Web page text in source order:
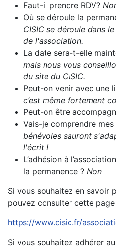
Faut-il prendre RDV?
Où se déroule la
CISIC se déroule dans
de l'association.
La date sera-t-elle
mais nous vous
du site du CISIC.
Peut-on venir avec une
c’est même fortement
Peut-on être
Vais-je comprendre
bénévoles sauront
l'écrit !
L’adhésion à
la permanence ? Non
Si vous souhaitez en savoir
pouvez consulter cette page
https://www.cisic.fr/
Si vous souhaitez adhérer au